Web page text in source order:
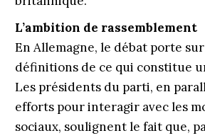
L’ambition de rassemblement
En Allemagne, le débat porte
définitions de ce qui constitue
Les présidents du parti, en
efforts pour interagir avec les
sociaux, soulignent le fait que,